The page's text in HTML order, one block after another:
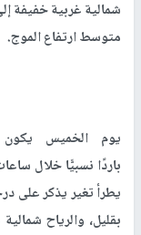
شمالية غربية خفيفة
متوسط ارتفاع الموج.
يوم الخميس يكون
باردًا نسبيًّا خلال
يطرأ تغير يذكر على
بقليل، والرياح